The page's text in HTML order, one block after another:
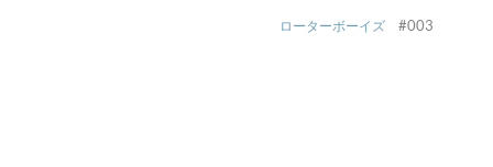
ローターボーイズ #003